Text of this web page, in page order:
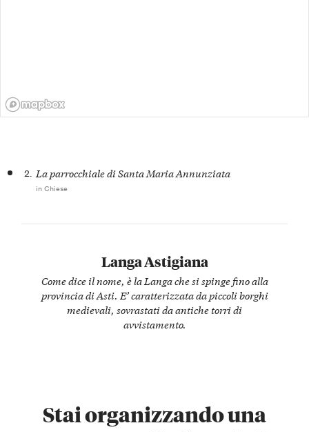
Langa Astigiana
Come dice il nome, è la Langa che si spinge fino alla
provincia di Asti. E’ caratterizzata da piccoli borghi
medievali, sovrastati da antiche torri di
avvistamento.
2. La parrocchiale di Santa Maria Annunziata
in Chiese
Stai organizzando una